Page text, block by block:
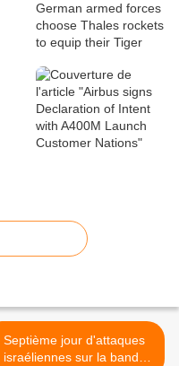
Septième jour d'attaques
israéliennes sur la bande